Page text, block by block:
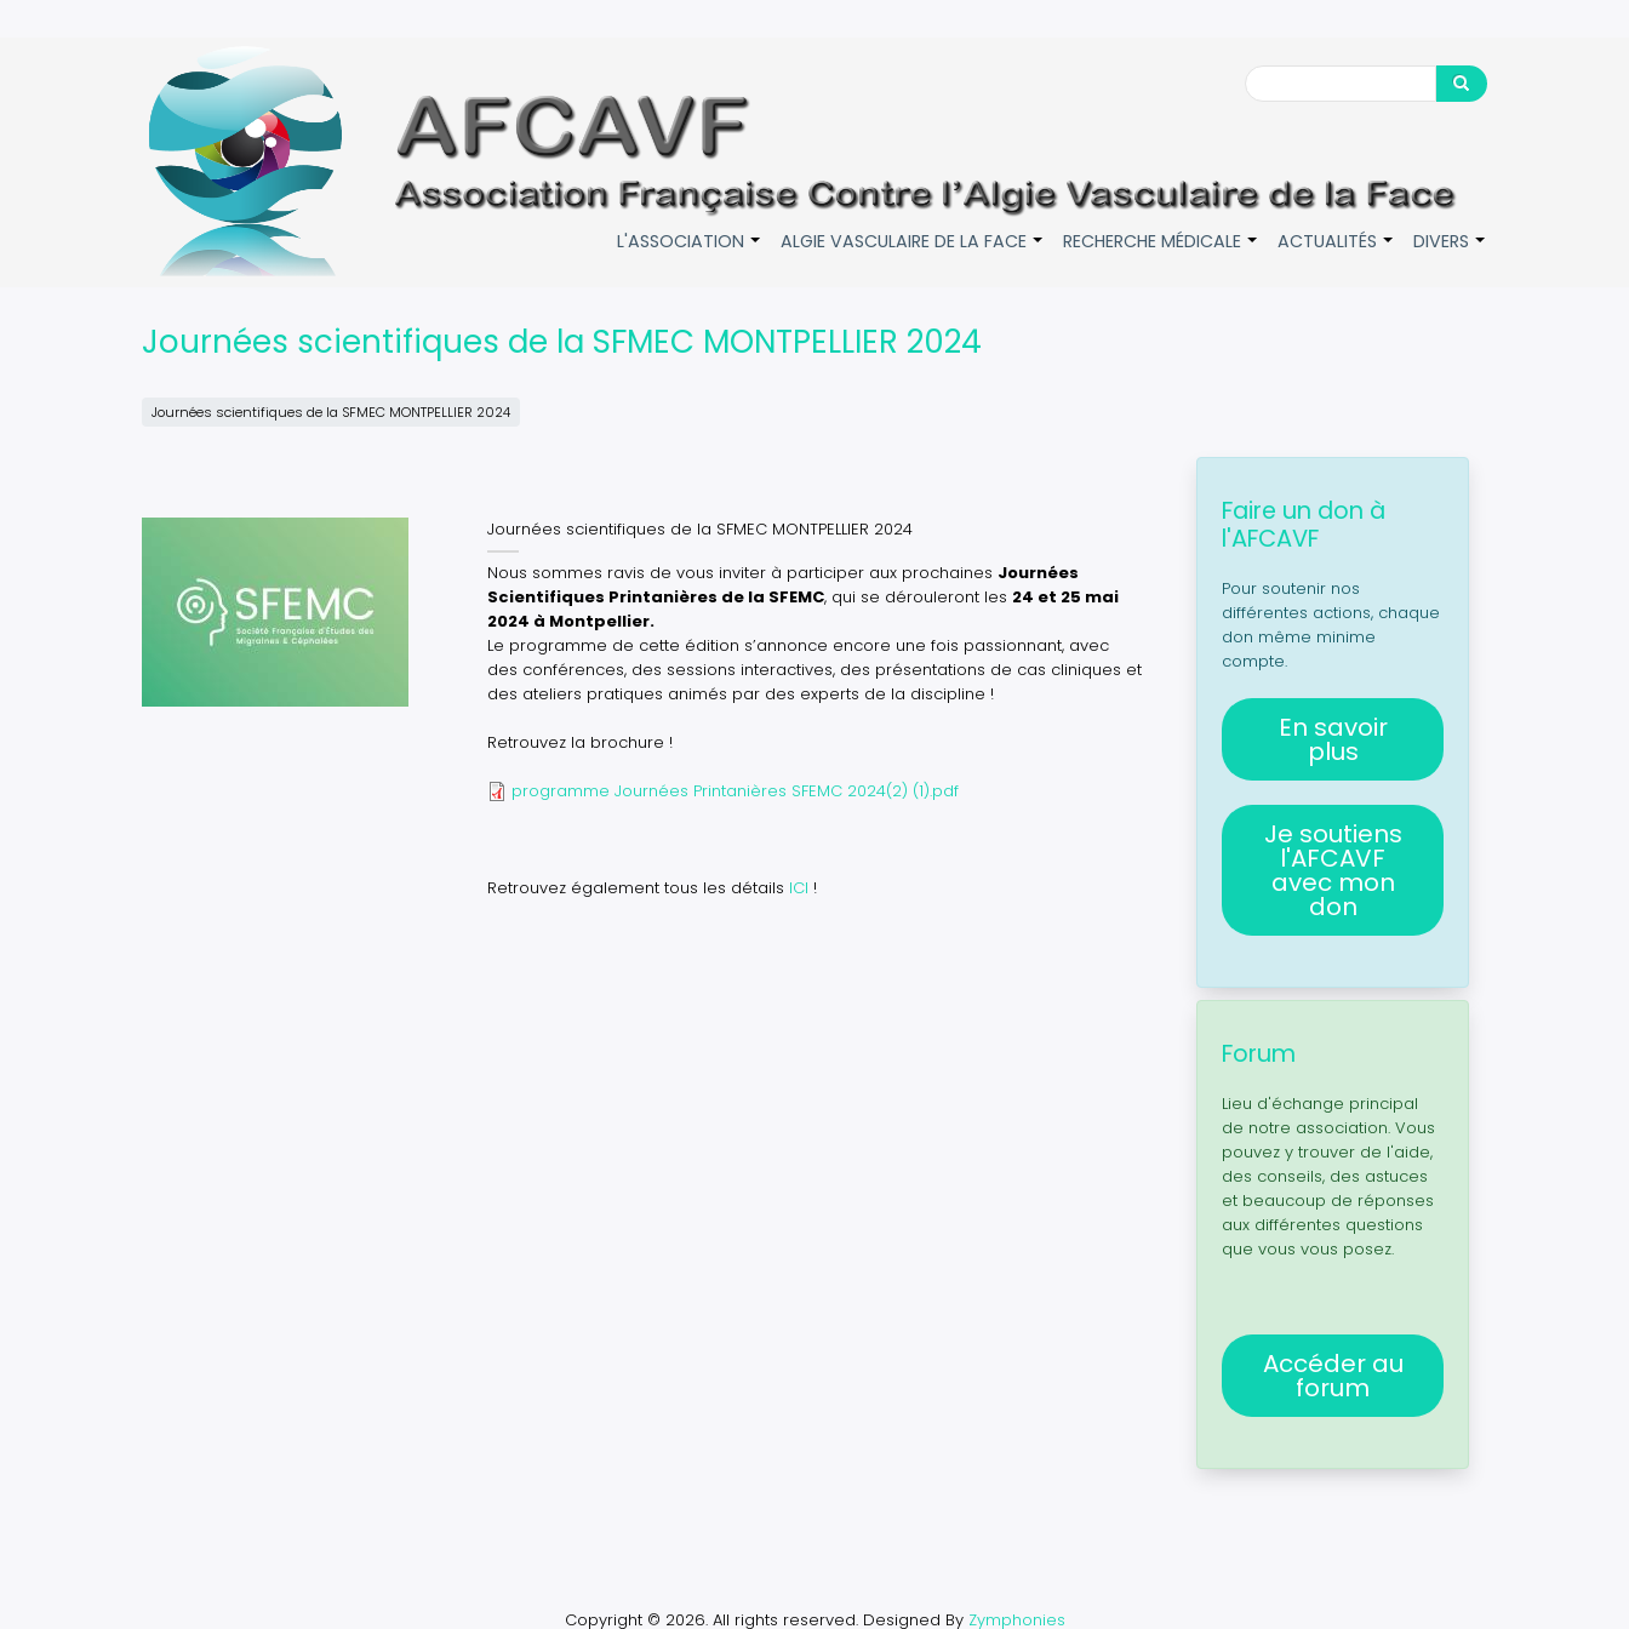
Search
Search
L'ASSOCIATION ALGIE VASCULAIRE DE LA FACE RECHERCHE MÉDICALE ACTUALITÉS DIVERS
Journées scientifiques de la SFMEC MONTPELLIER 2024
Journées scientifiques de la SFMEC MONTPELLIER 2024
Journées scientifiques de la SFMEC MONTPELLIER 2024
Nous sommes ravis de vous inviter à participer aux prochaines Journées
Scientifiques Printanières de la SFEMC, qui se dérouleront les 24 et 25 mai
2024 à Montpellier.
Le programme de cette édition s’annonce encore une fois passionnant, avec
des conférences, des sessions interactives, des présentations de cas cliniques et
des ateliers pratiques animés par des experts de la discipline !
Retrouvez la brochure !
Document
programme Journées Printanières SFEMC 2024(2) (1).pdf
Retrouvez également tous les détails ICI !
Faire un don à
l'AFCAVF
Pour soutenir nos
différentes actions, chaque
don même minime
compte.
En savoir
plus
Je soutiens
l'AFCAVF
avec mon
don
Forum
Lieu d'échange principal
de notre association. Vous
pouvez y trouver de l'aide,
des conseils, des astuces
et beaucoup de réponses
aux différentes questions
que vous vous posez.
Accéder au
forum
Copyright © 2026. All rights reserved. Designed By Zymphonies